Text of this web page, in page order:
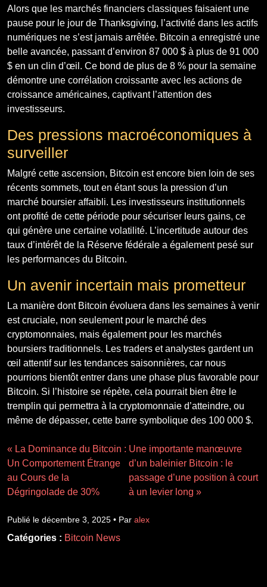
Alors que les marchés financiers classiques faisaient une
pause pour le jour de Thanksgiving, l’activité dans les actifs
numériques ne s’est jamais arrêtée. Bitcoin a enregistré une
belle avancée, passant d’environ 87 000 $ à plus de 91 000
$ en un clin d’œil. Ce bond de plus de 8 % pour la semaine
démontre une corrélation croissante avec les actions de
croissance américaines, captivant l’attention des
investisseurs.
Des pressions macroéconomiques à
surveiller
Malgré cette ascension, Bitcoin est encore bien loin de ses
récents sommets, tout en étant sous la pression d’un
marché boursier affaibli. Les investisseurs institutionnels
ont profité de cette période pour sécuriser leurs gains, ce
qui génère une certaine volatilité. L’incertitude autour des
taux d’intérêt de la Réserve fédérale a également pesé sur
les performances du Bitcoin.
Un avenir incertain mais prometteur
La manière dont Bitcoin évoluera dans les semaines à venir
est cruciale, non seulement pour le marché des
cryptomonnaies, mais également pour les marchés
boursiers traditionnels. Les traders et analystes gardent un
œil attentif sur les tendances saisonnières, car nous
pourrions bientôt entrer dans une phase plus favorable pour
Bitcoin. Si l’histoire se répète, cela pourrait bien être le
tremplin qui permettra à la cryptomonnaie d’atteindre, ou
même de dépasser, cette barre symbolique des 100 000 $.
« La Dominance du Bitcoin :
Un Comportement Étrange
au Cours de la
Dégringolade de 30%
Une importante manœuvre
d’un baleinier Bitcoin : le
passage d’une position à court
à un levier long »
Publié le décembre 3, 2025 • Par alex
Catégories : Bitcoin News